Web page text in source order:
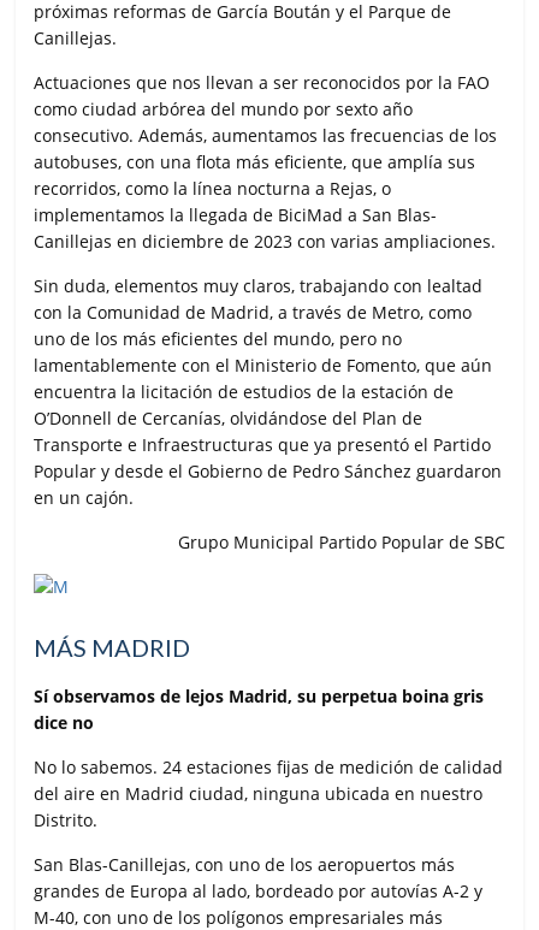
próximas reformas de García Boután y el Parque de
Canillejas.
Actuaciones que nos llevan a ser reconocidos por la FAO
como ciudad arbórea del mundo por sexto año
consecutivo. Además, aumentamos las frecuencias de los
autobuses, con una flota más eficiente, que amplía sus
recorridos, como la línea nocturna a Rejas, o
implementamos la llegada de BiciMad a San Blas-
Canillejas en diciembre de 2023 con varias ampliaciones.
Sin duda, elementos muy claros, trabajando con lealtad
con la Comunidad de Madrid, a través de Metro, como
uno de los más eficientes del mundo, pero no
lamentablemente con el Ministerio de Fomento, que aún
encuentra la licitación de estudios de la estación de
O’Donnell de Cercanías, olvidándose del Plan de
Transporte e Infraestructuras que ya presentó el Partido
Popular y desde el Gobierno de Pedro Sánchez guardaron
en un cajón.
Grupo Municipal Partido Popular de SBC
MÁS MADRID
Sí observamos de lejos Madrid, su perpetua boina gris
dice no
No lo sabemos. 24 estaciones fijas de medición de calidad
del aire en Madrid ciudad, ninguna ubicada en nuestro
Distrito.
San Blas-Canillejas, con uno de los aeropuertos más
grandes de Europa al lado, bordeado por autovías A-2 y
M-40, con uno de los polígonos empresariales más